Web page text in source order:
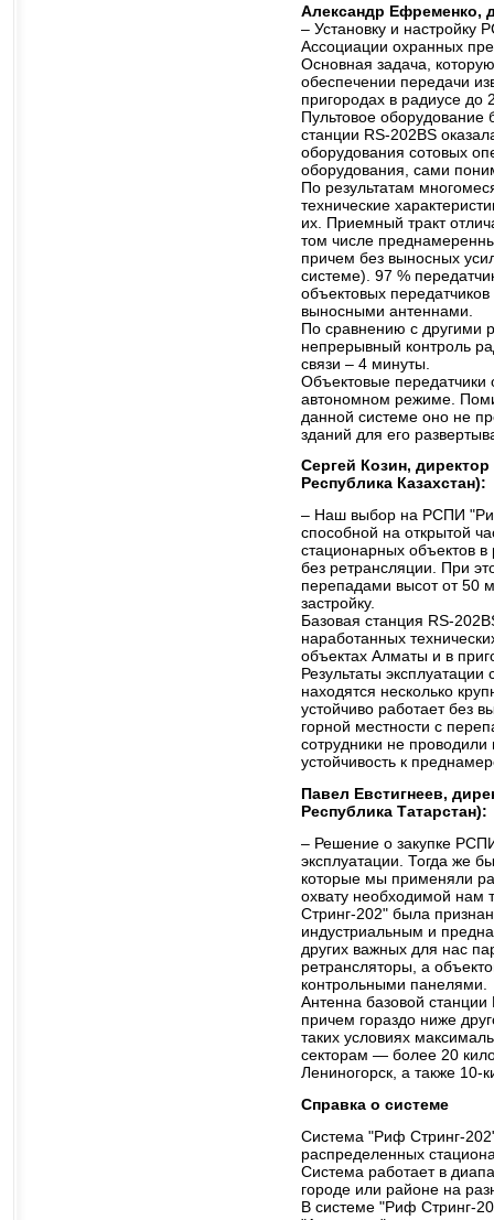
Александр Ефременко,
– Установку и
Ассоциации охранных
Основная задача,
обеспечении передачи
пригородах в радиусе до
Пультовое оборудование
станции RS-202BS
оборудования сотовых
оборудования, сами
По результатам
технические
их. Приемный тракт
том числе
причем без выносных
системе). 97 %
объектовых
выносными антеннами.
По сравнению с другими
непрерывный контроль
связи – 4 минуты.
Объектовые передатчики
автономном режиме.
данной системе оно не
зданий для его
Сергей Козин,
Республика Казахстан):
– Наш выбор на РСПИ
способной на открытой
стационарных объектов
без ретрансляции. При
перепадами высот от 50
застройку.
Базовая станция RS-
наработанных
объектах Алматы и в
Результаты
находятся несколько
устойчиво работает без
горной местности с
сотрудники не
устойчивость к
Павел Евстигнеев,
Республика Татарстан):
– Решение о закупке
эксплуатации. Тогда же
которые мы применяли
охвату необходимой нам
Стринг-202" была
индустриальным и
других важных для нас
ретрансляторы, а
контрольными панелями.
Антенна базовой
причем гораздо ниже
таких условиях
секторам — более 20
Лениногорск, а также 10-
Справка о системе
Система "Риф Стринг-
распределенных
Система работает в
городе или районе на
В системе "Риф Стринг-